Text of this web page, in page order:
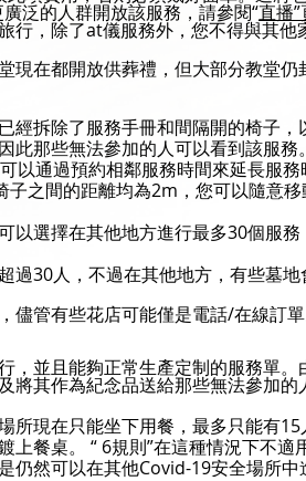
泛的人群開放該服務，請參閱“直播
行，除了at儀服務外，您不得與其他
現在都開放供葬禮，但大部分教堂仍
經拆除了服務手冊和間隔開的椅子
此那些無法參加的人可以看到該服務。
以通過預約相鄰服務時間來延長服
子之間的距離均為2m，您可以隨意
以選擇在其他地方進行最多30個服務
過30人，不過在其他地方，有些墓地
儘管有些花店可能僅是電話/在線訂
，並且能夠正常生產定制的服務單
將其作為紀念品送給那些無法參加的
所現在只能坐下用餐，最多只能有
上餐桌。 “ 6規則”在這種情況下不
仍然可以在其他Covid-19安全場所